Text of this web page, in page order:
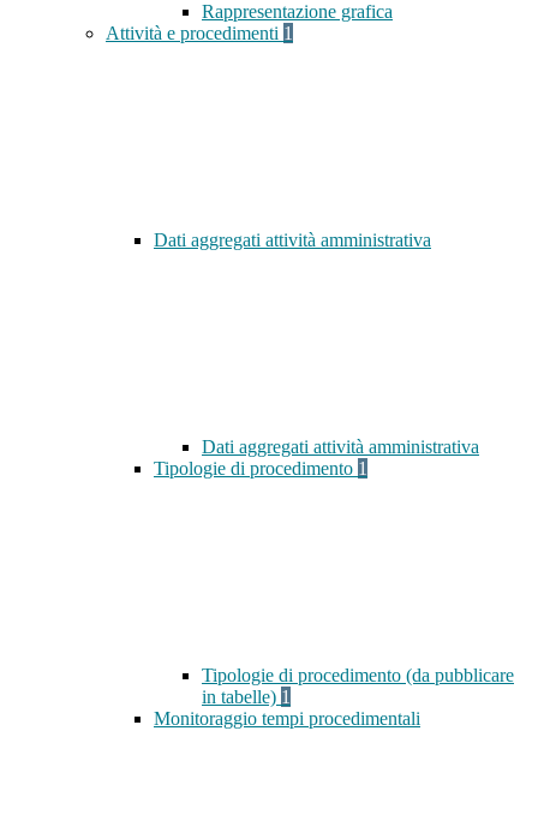
Rappresentazione grafica
Attività e procedimenti 1
Dati aggregati attività amministrativa
Dati aggregati attività amministrativa
Tipologie di procedimento 1
Tipologie di procedimento (da pubblicare
in tabelle) 1
Monitoraggio tempi procedimentali